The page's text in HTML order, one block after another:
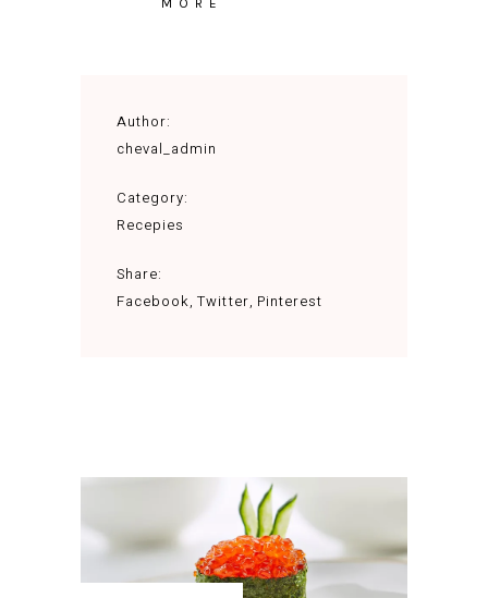
MORE
Author:
cheval_admin
Category:
Recepies
Share:
Facebook Twitter Pinterest